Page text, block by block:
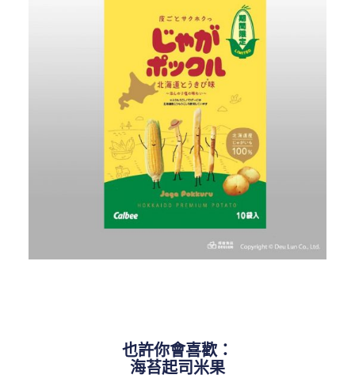
也許你會喜歡：
海苔起司米果